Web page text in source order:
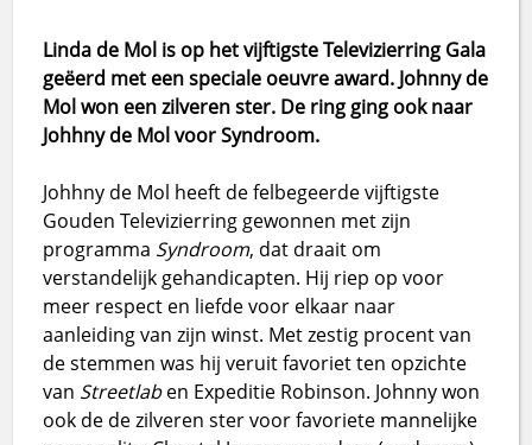
Linda de Mol is op het vijftigste Televizierring Gala
geëerd met een speciale oeuvre award. Johnny de
Mol won een zilveren ster. De ring ging ook naar
Johhny de Mol voor Syndroom.
Johhny de Mol heeft de felbegeerde vijftigste
Gouden Televizierring gewonnen met zijn
programma Syndroom, dat draait om
verstandelijk gehandicapten. Hij riep op voor
meer respect en liefde voor elkaar naar
aanleiding van zijn winst. Met zestig procent van
de stemmen was hij veruit favoriet ten opzichte
van Streetlaben Expeditie Robinson. Johnny won
ook de de zilveren ster voor favoriete mannelijke